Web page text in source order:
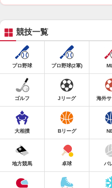
競技一覧
プロ野球 プロ野球(2軍)
ゴルフ Jリーグ 海外
大相撲 Bリーグ
地方競馬 卓球 バ